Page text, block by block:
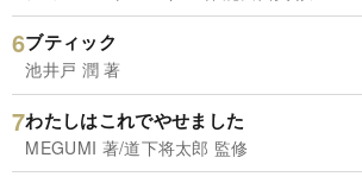
ブティック
池井戸 潤 著
わたしはこれでやせました
MEGUMI 著/道下将太郎 監修